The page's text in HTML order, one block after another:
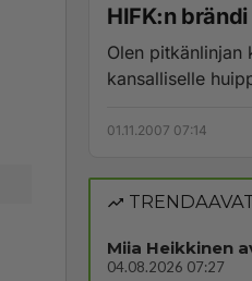
HIFK:n brändi
Olen pitkänlinjan
kansalliselle
01.11.2007 07:14
Miia Heikkinen
04.08.2026 07:27